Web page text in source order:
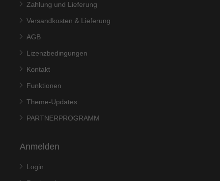
Zahlung und Lieferung
Versandkosten & Lieferung
AGB
Lizenzbedingungen
Kontakt
Funktionen
Theme-Updates
PARTNERPROGRAMM
Anmelden
Login